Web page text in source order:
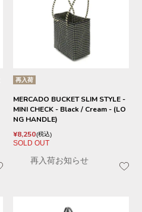
再入荷
MERCADO BUCKET SLIM STYLE -
MINI CHECK - Black / Cream - (LO
NG HANDLE)
¥8,250 税込
SOLD OUT
再入荷お知らせ